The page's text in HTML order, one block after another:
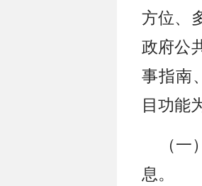
方位、
政府公
事指南
目功能
（一
息。